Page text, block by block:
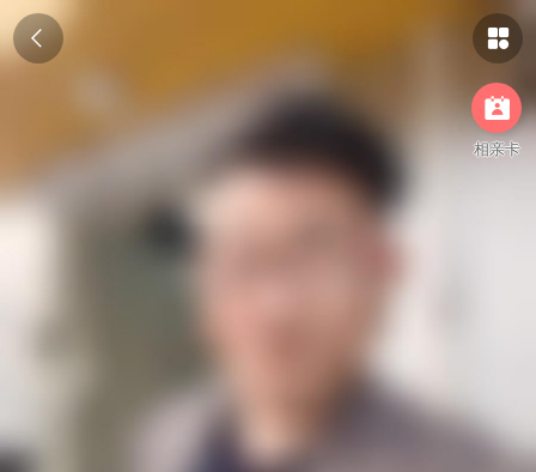
 

相亲卡